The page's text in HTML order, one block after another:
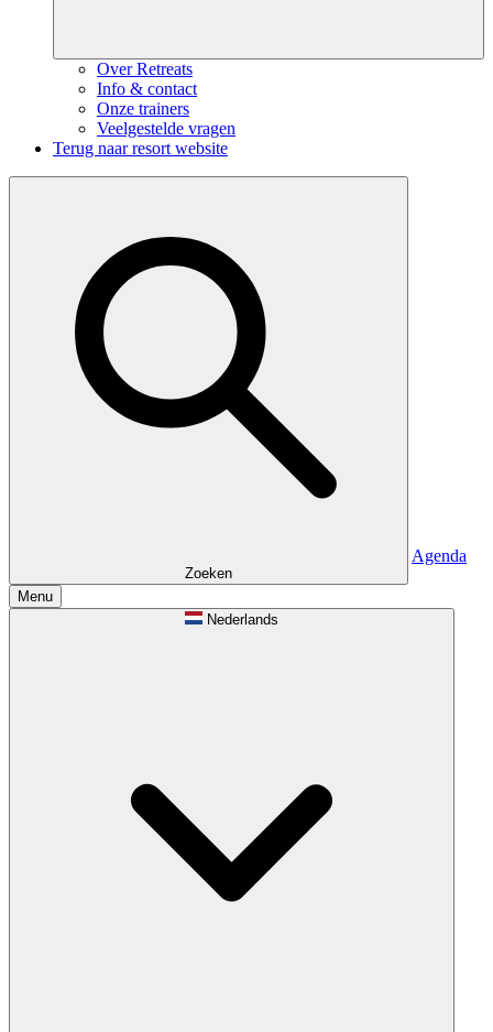
Over Retreats
Info & contact
Onze trainers
Veelgestelde vragen
Terug naar resort website
Zoeken
Agenda
Menu
Nederlands